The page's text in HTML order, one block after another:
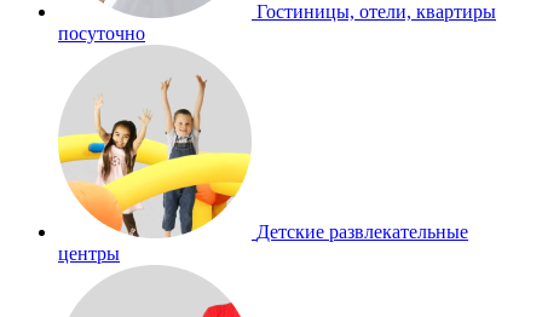
Гостиницы, отели, квартиры
посуточно
Детские развлекательные
центры